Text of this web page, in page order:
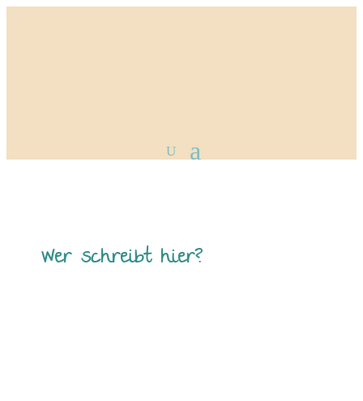
Wer schreibt hier?